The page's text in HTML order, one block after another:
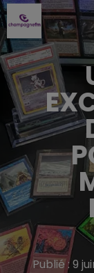
Publié : 9